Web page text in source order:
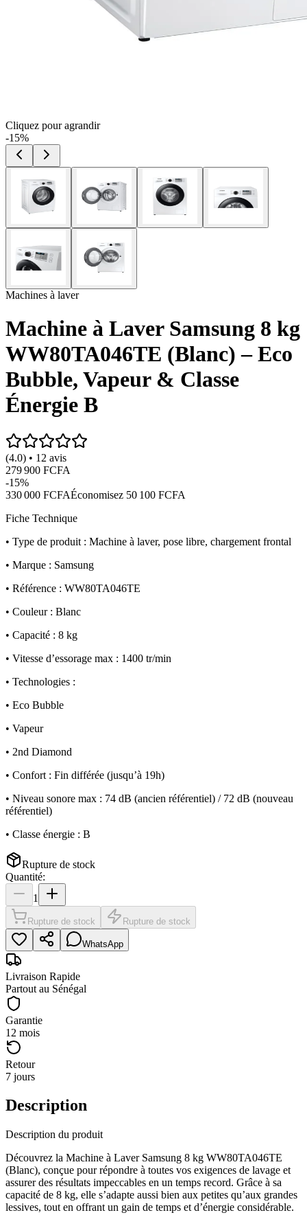
Cliquez pour agrandir
-15%
Machines à laver
Machine à Laver Samsung 8 kg
WW80TA046TE (Blanc) – Eco
Bubble, Vapeur & Classe
Énergie B
(4.0) • 12 avis
279 900 FCFA
-15%
330 000 FCFAÉconomisez 50 100 FCFA
Fiche Technique
• Type de produit : Machine à laver, pose libre, chargement frontal
• Marque : Samsung
• Référence : WW80TA046TE
• Couleur : Blanc
• Capacité : 8 kg
• Vitesse d’essorage max : 1400 tr/min
• Technologies :
• Eco Bubble
• Vapeur
• 2nd Diamond
• Confort : Fin différée (jusqu’à 19h)
• Niveau sonore max : 74 dB (ancien référentiel) / 72 dB (nouveau
référentiel)
• Classe énergie : B
Rupture de stock
Quantité:
1
Rupture de stock Rupture de stock
WhatsApp
Livraison Rapide
Partout au Sénégal
Garantie
12 mois
Retour
7 jours
Description
Description du produit
Découvrez la Machine à Laver Samsung 8 kg WW80TA046TE
(Blanc), conçue pour répondre à toutes vos exigences de lavage et
assurer des résultats impeccables en un temps record. Grâce à sa
capacité de 8 kg, elle s’adapte aussi bien aux petites qu’aux grandes
lessives, tout en offrant un gain de temps et d’énergie considérable.